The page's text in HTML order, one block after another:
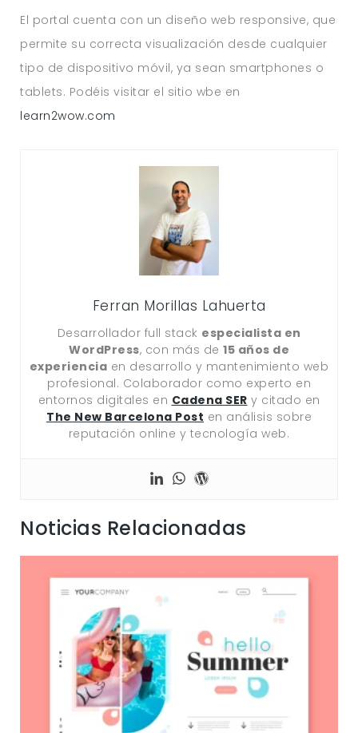
El portal cuenta con un diseño web responsive, que
permite su correcta visualización desde cualquier
tipo de dispositivo móvil, ya sean smartphones o
tablets. Podéis visitar el sitio wbe en
learn2wow.com
Ferran Morillas Lahuerta
Desarrollador full stack especialista en
WordPress, con más de 15 años de
experiencia en desarrollo y mantenimiento web
profesional. Colaborador como experto en
entornos digitales en Cadena SER y citado en
The New Barcelona Post en análisis sobre
reputación online y tecnología web.
Noticias Relacionadas